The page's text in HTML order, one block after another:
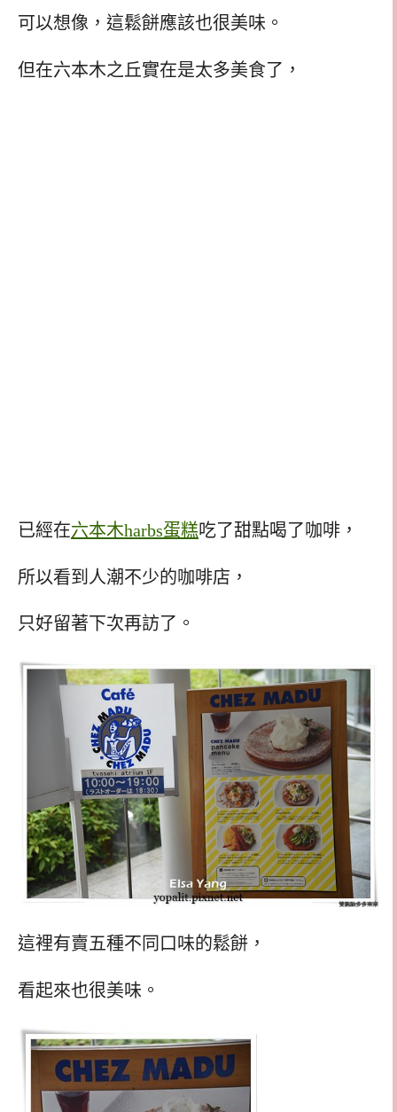
可以想像，這鬆餅應該也很美味。
但在六本木之丘實在是太多美食了，
已經在六本木harbs蛋糕吃了甜點喝了咖啡，
所以看到人潮不少的咖啡店，
只好留著下次再訪了。
這裡有賣五種不同口味的鬆餅，
看起來也很美味。